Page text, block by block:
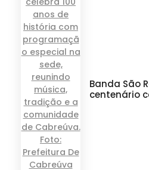
Banda São
centenário